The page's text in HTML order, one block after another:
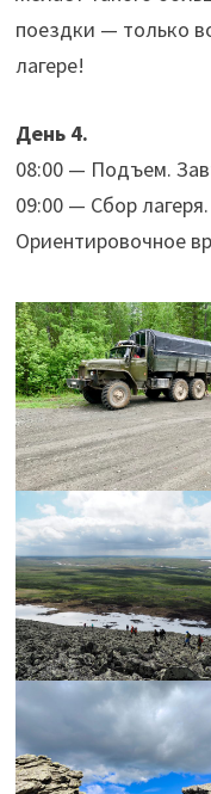
поездки — только
лагере!
День 4.
08:00 — Подъем.
09:00 — Сбор
Ориентировочное